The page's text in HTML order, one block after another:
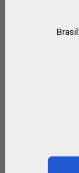
POLO OFICIAL